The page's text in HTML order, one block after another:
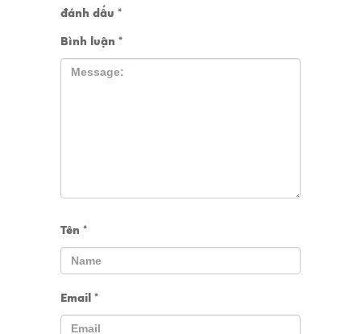
đánh dấu *
Bình luận *
Tên *
Email *